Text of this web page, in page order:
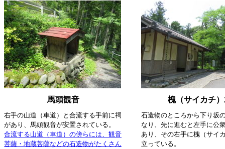
馬頭観音 槐（サイカチ
右手の山道（車道）と合流する手前に祠
があり、馬頭観音が安置されている。
合流する山道（車道）の傍らには、観音
菩薩・地蔵菩薩などの石造物がたくさん
石造物のところから下り坂
なり、先に進むと左手に公
あり、その右手に槐（サイ
立っている。